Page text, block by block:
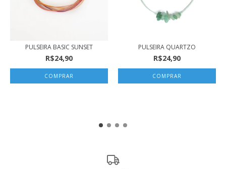
PULSEIRA BASIC SUNSET
R$24,90
PULSEIRA QUARTZO
R$24,90
COMPRAR